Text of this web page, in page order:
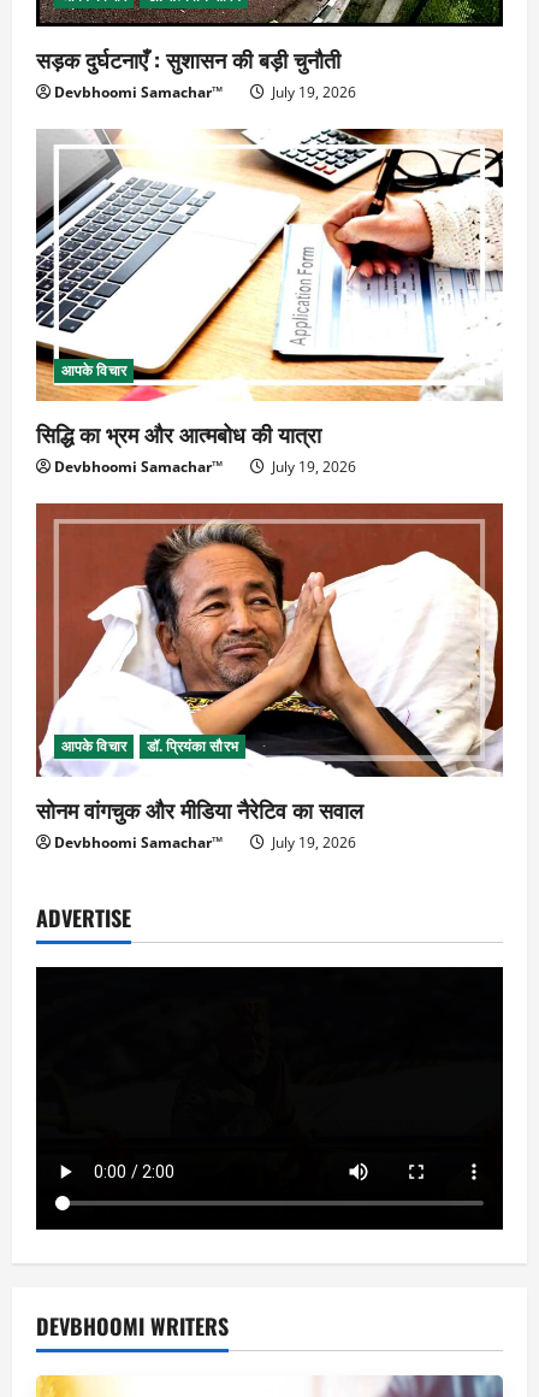
सड़क दुर्घटनाएँ : सुशासन की बड़ी चुनौती
Devbhoomi Samachar™ July 19, 2026
आपके विचार
सिद्धि का भ्रम और आत्मबोध की यात्रा
Devbhoomi Samachar™ July 19, 2026
आपके विचार डॉ. प्रियंका सौरभ
सोनम वांगचुक और मीडिया नैरेटिव का सवाल
Devbhoomi Samachar™ July 19, 2026
ADVERTISE
DEVBHOOMI WRITERS